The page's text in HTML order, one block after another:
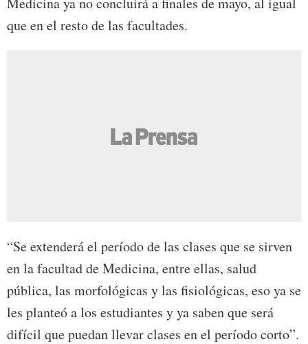
que en el resto de las facultades.
“Se extenderá el período de las clases que se sirven
en la facultad de Medicina, entre ellas, salud
pública, las morfológicas y las fisiológicas, eso ya se
les planteó a los estudiantes y ya saben que será
difícil que puedan llevar clases en el período corto”.